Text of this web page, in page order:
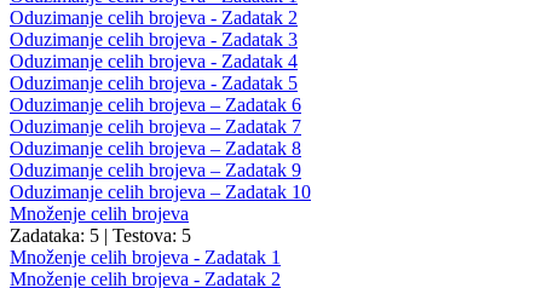
Oduzimanje celih brojeva - Zadatak 2
Oduzimanje celih brojeva - Zadatak 3
Oduzimanje celih brojeva - Zadatak 4
Oduzimanje celih brojeva - Zadatak 5
Oduzimanje celih brojeva – Zadatak 6
Oduzimanje celih brojeva – Zadatak 7
Oduzimanje celih brojeva – Zadatak 8
Oduzimanje celih brojeva – Zadatak 9
Oduzimanje celih brojeva – Zadatak 10
Množenje celih brojeva
Zadataka: 5 | Testova: 5
Množenje celih brojeva - Zadatak 1
Množenje celih brojeva - Zadatak 2